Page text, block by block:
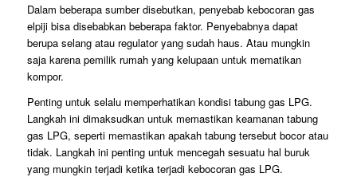
Dalam beberapa sumber disebutkan, penyebab kebocoran gas
elpiji bisa disebabkan beberapa faktor. Penyebabnya dapat
berupa selang atau regulator yang sudah haus. Atau mungkin
saja karena pemilik rumah yang kelupaan untuk mematikan
kompor.
Penting untuk selalu memperhatikan kondisi tabung gas LPG.
Langkah ini dimaksudkan untuk memastikan keamanan tabung
gas LPG, seperti memastikan apakah tabung tersebut bocor atau
tidak. Langkah ini penting untuk mencegah sesuatu hal buruk
yang mungkin terjadi ketika terjadi kebocoran gas LPG.